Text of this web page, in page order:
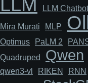
LLM LLM Chatbot
Mira Murati MLP
Optimus PaLM 2
Quadruped
Qwen
qwen3-vl
RIKEN RNN